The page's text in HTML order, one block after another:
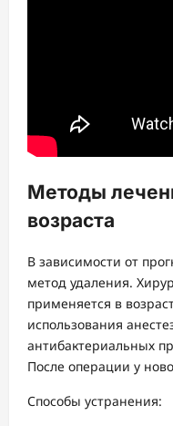
Методы
возраста
В зависимости от
метод удаления.
применяется в
использования
антибактериальных
После операции у
Способы устранения: